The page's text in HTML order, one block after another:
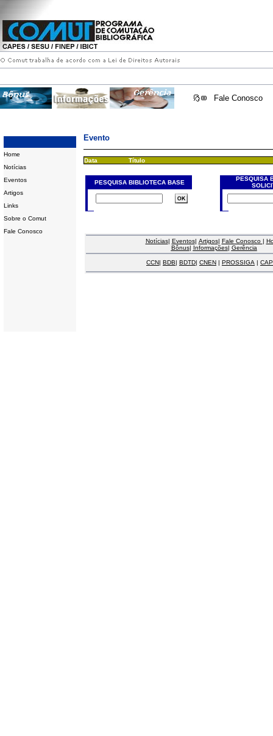
Fale Conosco
Home
Notícias
Eventos
Artigos
Links
Sobre o Comut
Fale Conosco
Evento
Data Título
PESQUISA BIBLIOTECA BASE
PESQUISA
Notícias| Eventos| Artigos| Fale Conosco |
Bônus| Informações| Gerência
CCN| BDB| BDTD| CNEN | PROSSIGA |